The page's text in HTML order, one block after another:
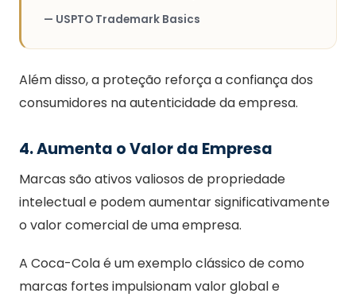
— USPTO Trademark Basics
Além disso, a proteção reforça a confiança dos
consumidores na autenticidade da empresa.
4. Aumenta o Valor da Empresa
Marcas são ativos valiosos de propriedade
intelectual e podem aumentar significativamente
o valor comercial de uma empresa.
A Coca-Cola é um exemplo clássico de como
marcas fortes impulsionam valor global e